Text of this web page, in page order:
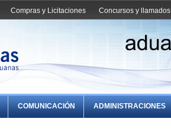
Concursos y llamados
Compras y Licitaciones
COMUNICACIÓN ADMINISTRACIONES